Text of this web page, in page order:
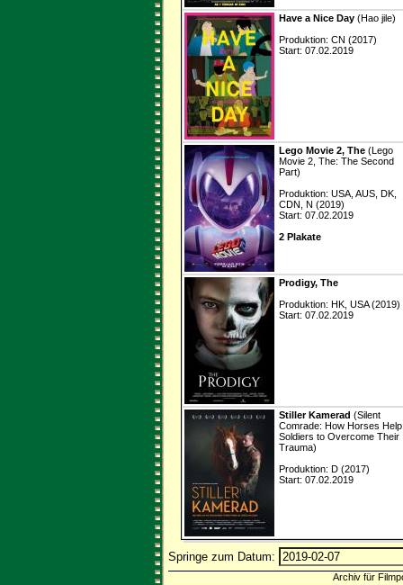
Have a Nice Day (Hao jile)
Produktion: CN (2017)
Start: 07.02.2019
Lego Movie 2, The (Lego
Movie 2, The: The Second
Part)
Produktion: USA, AUS, DK,
CDN, N (2019)
Start: 07.02.2019
2 Plakate
Prodigy, The
Produktion: HK, USA (2019)
Start: 07.02.2019
Stiller Kamerad (Silent
Comrade: How Horses Help
Soldiers to Overcome Their
Trauma)
Produktion: D (2017)
Start: 07.02.2019
Springe zum Datum:
Archiv für